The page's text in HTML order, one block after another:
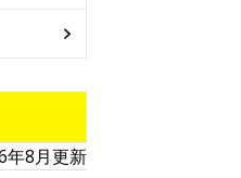
年8月更新